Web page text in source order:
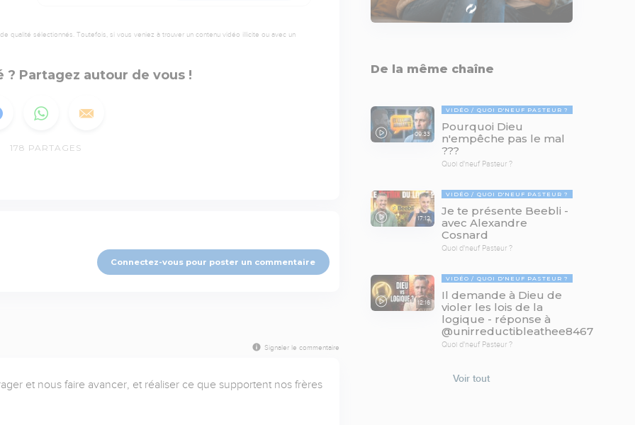
qualité sélectionnés. Toutefois, si vous veniez à trouver un contenu vidéo illicite ou avec un
? Partagez autour de vous !
178 PARTAGES
Connectez-vous pour poster un commentaire
Signaler le commentaire
et nous faire avancer, et réaliser ce que supportent nos frères
De la même chaîne
09:33
VIDÉO QUOI D'NEUF PASTEUR ?
Pourquoi Dieu
n'empêche pas le mal
???
Quoi d'neuf Pasteur ?
17:12
VIDÉO QUOI D'NEUF PASTEUR ?
Je te présente Beebli -
avec Alexandre
Cosnard
Quoi d'neuf Pasteur ?
12:16
VIDÉO QUOI D'NEUF PASTEUR ?
Il demande à Dieu de
violer les lois de la
logique - réponse à
@unirreductibleathee8467
Quoi d'neuf Pasteur ?
Voir tout